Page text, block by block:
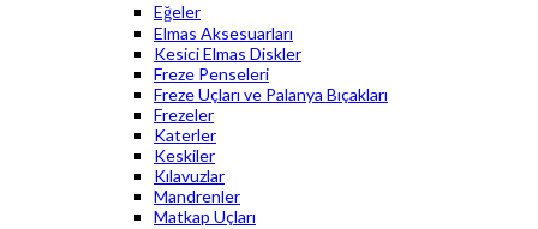
Eğeler
Elmas Aksesuarları
Kesici Elmas Diskler
Freze Penseleri
Freze Uçları ve Palanya Bıçakları
Frezeler
Katerler
Keskiler
Kılavuzlar
Mandrenler
Matkap Uçları